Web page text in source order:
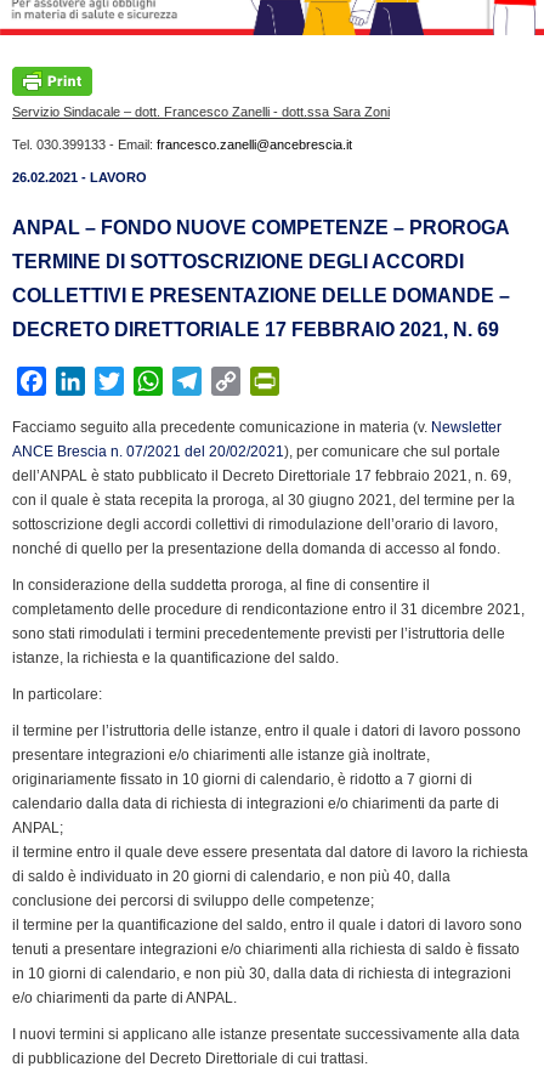
Servizio Sindacale – dott. Francesco Zanelli - dott.ssa Sara Zoni
Tel. 030.399133 - Email: francesco.zanelli@ancebrescia.it
26.02.2021 - LAVORO
ANPAL – FONDO NUOVE COMPETENZE – PROROGA
TERMINE DI SOTTOSCRIZIONE DEGLI ACCORDI
COLLETTIVI E PRESENTAZIONE DELLE DOMANDE –
DECRETO DIRETTORIALE 17 FEBBRAIO 2021, N. 69
c
e
b
o
o
k
n
k
e
d
I
n
i
t
t
e
r
W
a
t
s
A
p
p
l
e
g
r
a
m
C
p
y
L
i
n
k
i
n
t
F
r
i
e
n
y
Facciamo seguito alla precedente comunicazione in materia (v. Newsletter
ANCE Brescia n. 07/2021 del 20/02/2021), per comunicare che sul portale
dell’ANPAL è stato pubblicato il Decreto Direttoriale 17 febbraio 2021, n. 69,
con il quale è stata recepita la proroga, al 30 giugno 2021, del termine per la
sottoscrizione degli accordi collettivi di rimodulazione dell’orario di lavoro,
nonché di quello per la presentazione della domanda di accesso al fondo.
In considerazione della suddetta proroga, al fine di consentire il
completamento delle procedure di rendicontazione entro il 31 dicembre 2021,
sono stati rimodulati i termini precedentemente previsti per l’istruttoria delle
istanze, la richiesta e la quantificazione del saldo.
In particolare:
il termine per l’istruttoria delle istanze, entro il quale i datori di lavoro possono
presentare integrazioni e/o chiarimenti alle istanze già inoltrate,
originariamente fissato in 10 giorni di calendario, è ridotto a 7 giorni di
calendario dalla data di richiesta di integrazioni e/o chiarimenti da parte di
ANPAL;
il termine entro il quale deve essere presentata dal datore di lavoro la richiesta
di saldo è individuato in 20 giorni di calendario, e non più 40, dalla
conclusione dei percorsi di sviluppo delle competenze;
il termine per la quantificazione del saldo, entro il quale i datori di lavoro sono
tenuti a presentare integrazioni e/o chiarimenti alla richiesta di saldo è fissato
in 10 giorni di calendario, e non più 30, dalla data di richiesta di integrazioni
e/o chiarimenti da parte di ANPAL.
I nuovi termini si applicano alle istanze presentate successivamente alla data
di pubblicazione del Decreto Direttoriale di cui trattasi.